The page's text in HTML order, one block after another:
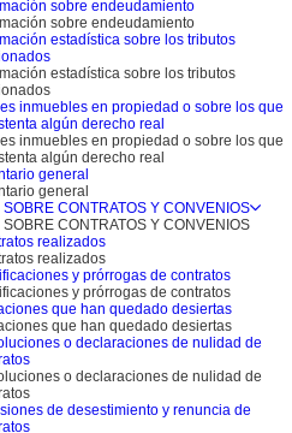
sobre endeudamiento
sobre endeudamiento
estadística sobre los tributos
estadística sobre los tributos
inmuebles en propiedad o sobre los que
algún derecho real
inmuebles en propiedad o sobre los que
algún derecho real
general
general
SOBRE CONTRATOS Y CONVENIOS
SOBRE CONTRATOS Y CONVENIOS
realizados
realizados
y prórrogas de contratos
y prórrogas de contratos
que han quedado desiertas
que han quedado desiertas
o declaraciones de nulidad de
o declaraciones de nulidad de
de desestimiento y renuncia de